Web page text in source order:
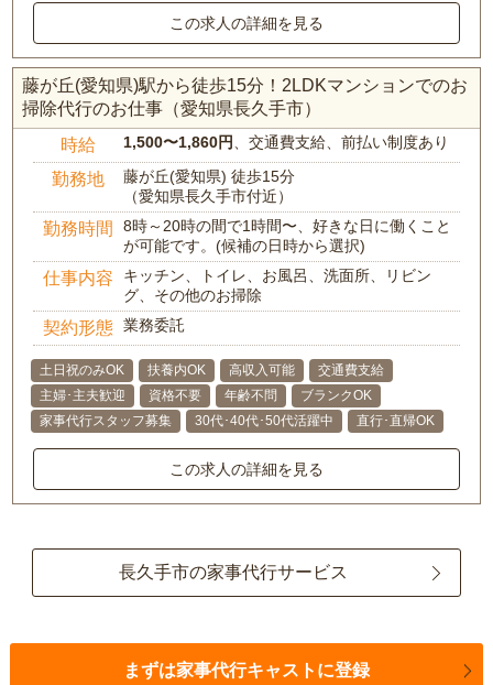
この求人の詳細を見る
藤が丘(愛知県)駅から徒歩15分！2LDKマンションでのお
掃除代行のお仕事（愛知県長久手市）
時給 1,500〜1,860円 、交通費支給、前払い制度あり
勤務地
藤が丘(愛知県) 徒歩15分
（愛知県長久手市付近）
勤務時間
8時～20時の間で1時間〜、好きな日に働くこと
が可能です。(候補の日時から選択)
仕事内容
キッチン、トイレ、お風呂、洗面所、リビン
グ、その他のお掃除
契約形態 業務委託
土日祝のみOK 扶養内OK 高収入可能
交通費支給
主婦･主夫歓迎
資格不要 年齢不問
ブランクOK
家事代行スタッフ募集
30代･40代･50代活躍中 直行･直帰OK
この求人の詳細を見る
長久手市の家事代行サービス
まずは家事代行キャストに登録